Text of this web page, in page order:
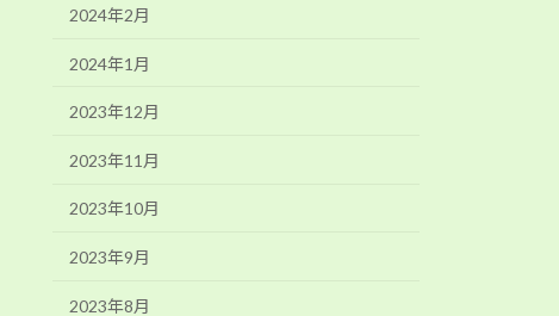
2024年2月
2024年1月
2023年12月
2023年11月
2023年10月
2023年9月
2023年8月